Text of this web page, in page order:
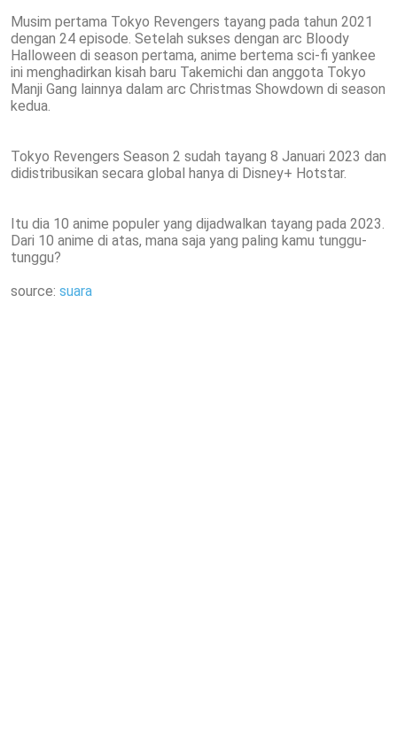
Musim pertama Tokyo Revengers tayang pada tahun 2021
dengan 24 episode. Setelah sukses dengan arc Bloody
Halloween di season pertama, anime bertema sci-fi yankee
ini menghadirkan kisah baru Takemichi dan anggota Tokyo
Manji Gang lainnya dalam arc Christmas Showdown di season
kedua.
Tokyo Revengers Season 2 sudah tayang 8 Januari 2023 dan
didistribusikan secara global hanya di Disney+ Hotstar.
Itu dia 10 anime populer yang dijadwalkan tayang pada 2023.
Dari 10 anime di atas, mana saja yang paling kamu tunggu-
tunggu?
source: suara